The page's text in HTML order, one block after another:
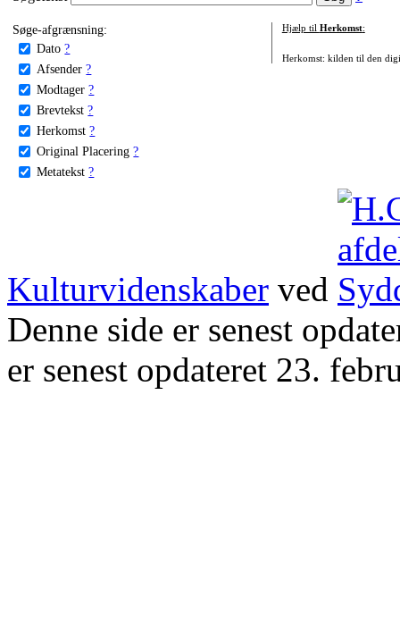
Søge-afgrænsning:
Dato ?
Afsender ?
Modtager ?
Brevtekst ?
Herkomst ?
Original Placering ?
Metatekst ?
Hjælp til Herkomst:
Herkomst: kilden til den
Kulturvidenskaber ved
Denne side er senest
er senest opdateret 23.